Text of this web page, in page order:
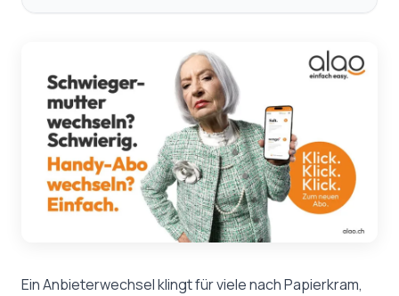
Ein Anbieterwechsel klingt für viele nach Papierkram,